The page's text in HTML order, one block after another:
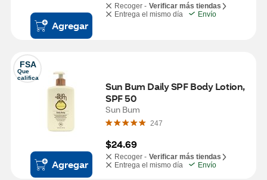
Agregar
Recoger - Verificar más tiendas
Entrega el mismo día
Envío
FSA
Que
califica
Agregar
Sun Bum Daily SPF Body Lotion,
SPF 50
Sun Bum
247
$24.69
Recoger - Verificar más tiendas
Entrega el mismo día
Envío